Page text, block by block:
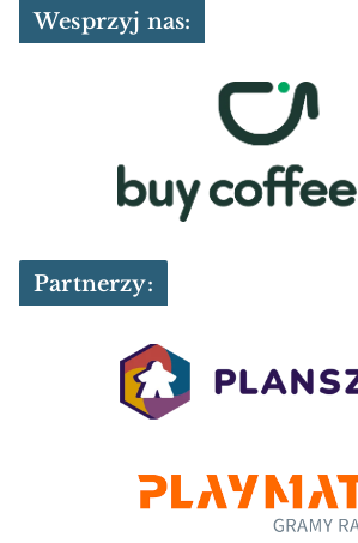
Wesprzyj nas:
Partnerzy: